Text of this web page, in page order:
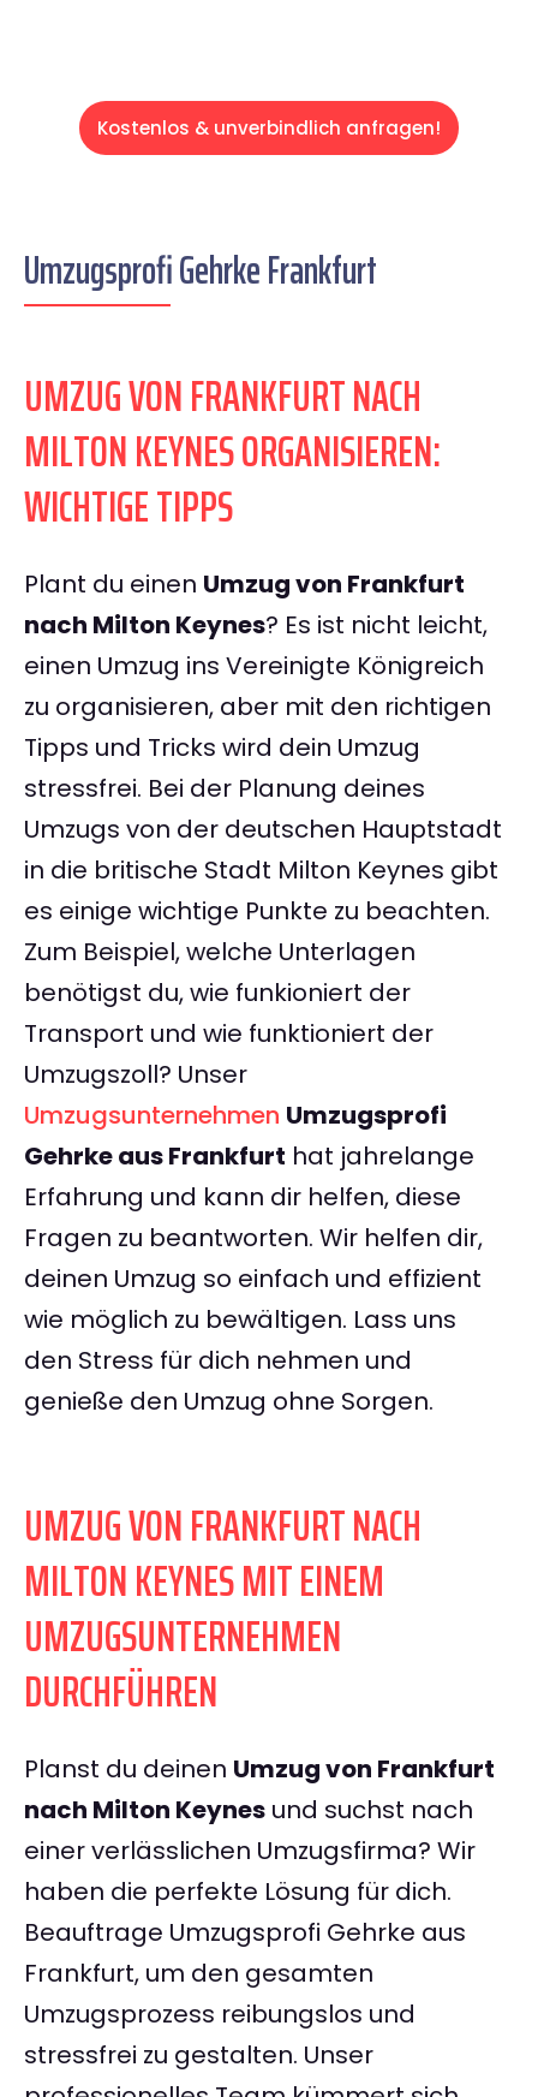
Kostenlos & unverbindlich anfragen!
Umzugsprofi Gehrke Frankfurt
UMZUG VON FRANKFURT NACH
MILTON KEYNES ORGANISIEREN:
WICHTIGE TIPPS
Plant du einen Umzug von Frankfurt
nach Milton Keynes? Es ist nicht leicht,
einen Umzug ins Vereinigte Königreich
zu organisieren, aber mit den richtigen
Tipps und Tricks wird dein Umzug
stressfrei. Bei der Planung deines
Umzugs von der deutschen Hauptstadt
in die britische Stadt Milton Keynes gibt
es einige wichtige Punkte zu beachten.
Zum Beispiel, welche Unterlagen
benötigst du, wie funkioniert der
Transport und wie funktioniert der
Umzugszoll? Unser
Umzugsunternehmen Umzugsprofi
Gehrke aus Frankfurt hat jahrelange
Erfahrung und kann dir helfen, diese
Fragen zu beantworten. Wir helfen dir,
deinen Umzug so einfach und effizient
wie möglich zu bewältigen. Lass uns
den Stress für dich nehmen und
genieße den Umzug ohne Sorgen.
UMZUG VON FRANKFURT NACH
MILTON KEYNES MIT EINEM
UMZUGSUNTERNEHMEN
DURCHFÜHREN
Planst du deinen Umzug von Frankfurt
nach Milton Keynes und suchst nach
einer verlässlichen Umzugsfirma? Wir
haben die perfekte Lösung für dich.
Beauftrage Umzugsprofi Gehrke aus
Frankfurt, um den gesamten
Umzugsprozess reibungslos und
stressfrei zu gestalten. Unser